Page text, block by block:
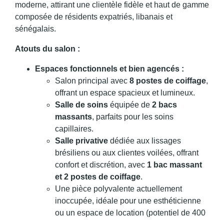
moderne, attirant une clientèle fidèle et haut de gamme
composée de résidents expatriés, libanais et
sénégalais.
Atouts du salon :
Espaces fonctionnels et bien agencés :
Salon principal avec 8 postes de coiffage,
offrant un espace spacieux et lumineux.
Salle de soins équipée de 2 bacs
massants, parfaits pour les soins
capillaires.
Salle privative dédiée aux lissages
brésiliens ou aux clientes voilées, offrant
confort et discrétion, avec 1 bac massant
et 2 postes de coiffage.
Une pièce polyvalente actuellement
inoccupée, idéale pour une esthéticienne
ou un espace de location (potentiel de 400